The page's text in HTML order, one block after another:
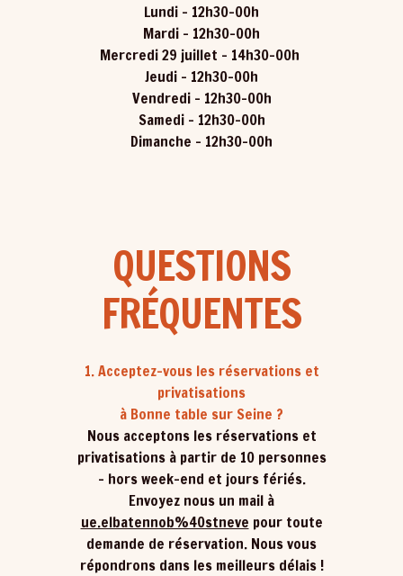
Lundi - 12h30-00h
Mardi - 12h30-00h
Mercredi 29 juillet - 14h30-00h
Jeudi - 12h30-00h
Vendredi - 12h30-00h
Samedi - 12h30-00h
Dimanche - 12h30-00h
QUESTIONS
FRÉQUENTES
1. Acceptez-vous les réservations et
privatisations
à Bonne table sur Seine ?
Nous acceptons les réservations et
privatisations à partir de 10 personnes
- hors week-end et jours fériés.
Envoyez nous un mail à
ue.elbatennob%40stneve pour toute
demande de réservation. Nous vous
répondrons dans les meilleurs délais !